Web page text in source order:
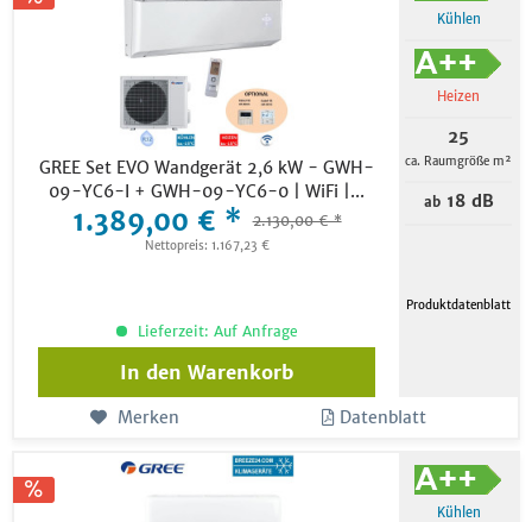
GREE Set EVO Wandgerät 2,6 kW - GWH-
09-YC6-I + GWH-09-YC6-0 | WiFi |...
1.389,00 € * 2.130,00 € *
Nettopreis: 1.167,23 €
Kühlen
Heizen
25
ca. Raumgröße m²
ab18 dB
Produktdatenblatt
Lieferzeit: Auf Anfrage
In den Warenkorb
Merken Datenblatt
Kühlen